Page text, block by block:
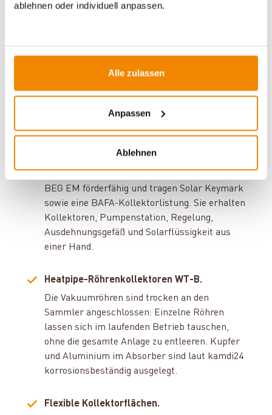
ablehnen oder individuell anpassen.
Alle zulassen
Anpassen
Ablehnen
BEG-EM-förderfähig und reichen von 10,11 bis
Edelstahl-Solarwellrohre nach DIN EN 14304
und passendes Montagezubehör runden das
Sortiment ab.
Förderfähige Komplettsets.
BEG EM förderfähig und tragen Solar Keymark
sowie eine BAFA-Kollektorlistung. Sie erhalten
Kollektoren, Pumpenstation, Regelung,
Ausdehnungsgefäß und Solarflüssigkeit aus
einer Hand.
Heatpipe-Röhrenkollektoren WT-B.
Die Vakuumröhren sind trocken an den
Sammler angeschlossen: Einzelne Röhren
lassen sich im laufenden Betrieb tauschen,
ohne die gesamte Anlage zu entleeren. Kupfer
und Aluminium im Absorber sind laut kamdi24
korrosionsbeständig ausgelegt.
Flexible Kollektorflächen.